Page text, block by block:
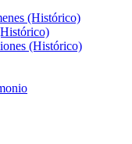
(Histórico)
(Histórico)